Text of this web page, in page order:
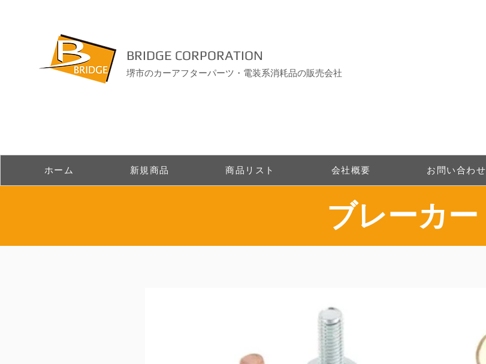
BRIDGE CORPORATION
堺市のカーアフターパーツ・電装系消耗品の販売会社
ホーム 新規商品 商品リスト 会社概要 お問い合わせ
​ブレーカー